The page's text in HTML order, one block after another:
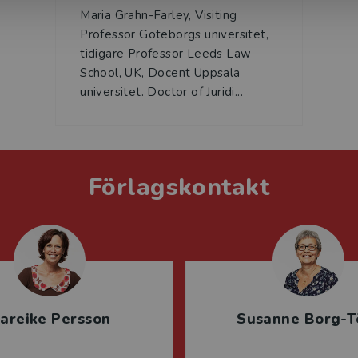
Maria Grahn-Farley, Visiting
Professor Göteborgs universitet,
tidigare Professor Leeds Law
School, UK, Docent Uppsala
universitet. Doctor of Juridi...
Förlagskontakt
Persson Susanne Borg-